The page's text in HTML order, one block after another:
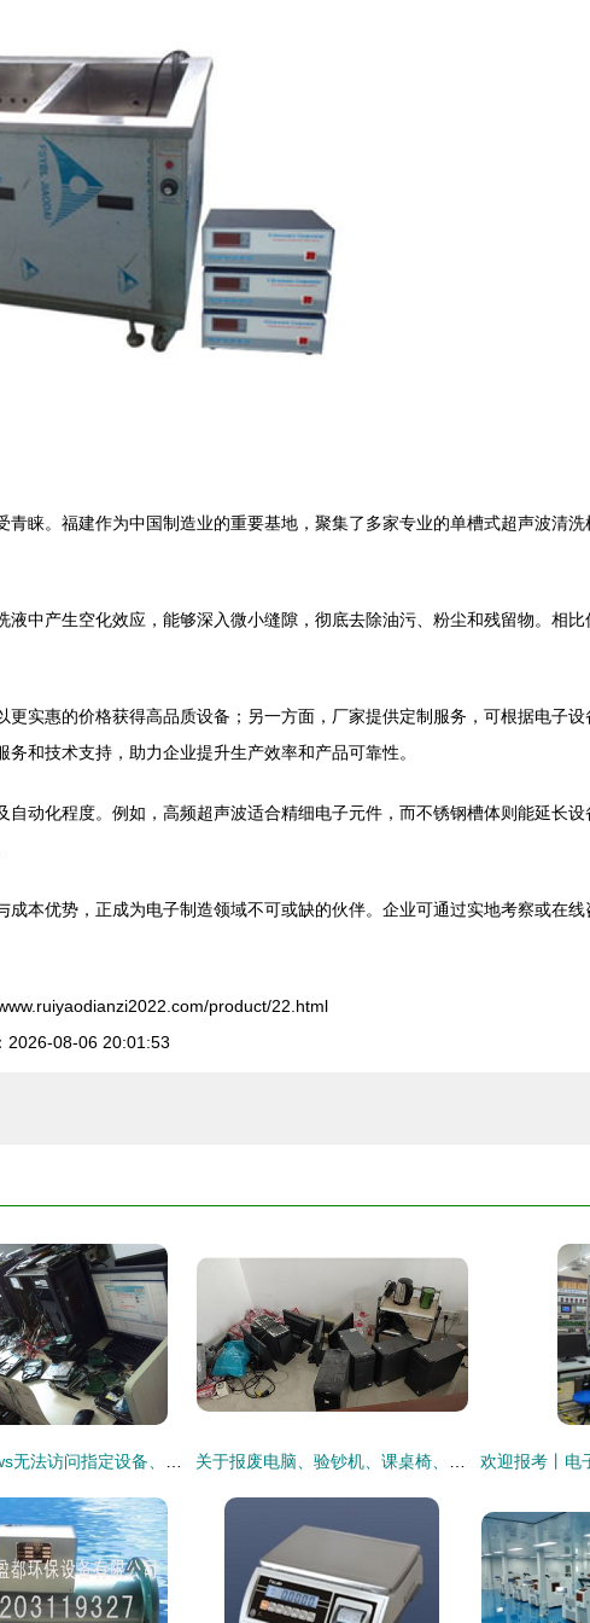
睐。福建作为中国制造业的重要基地，聚集了多家专业的单槽式超声波清
中产生空化效应，能够深入微小缝隙，彻底去除油污、粉尘和残留物。相比
实惠的价格获得高品质设备；另一方面，厂家提供定制服务，可根据电子
和技术支持，助力企业提升生产效率和产品可靠性。
动化程度。例如，高频超声波适合精细电子元件，而不锈钢槽体则能延长
本优势，正成为电子制造领域不可或缺的伙伴。企业可通过实地考察或在
product/22.html
2026-08-06 20:01:53